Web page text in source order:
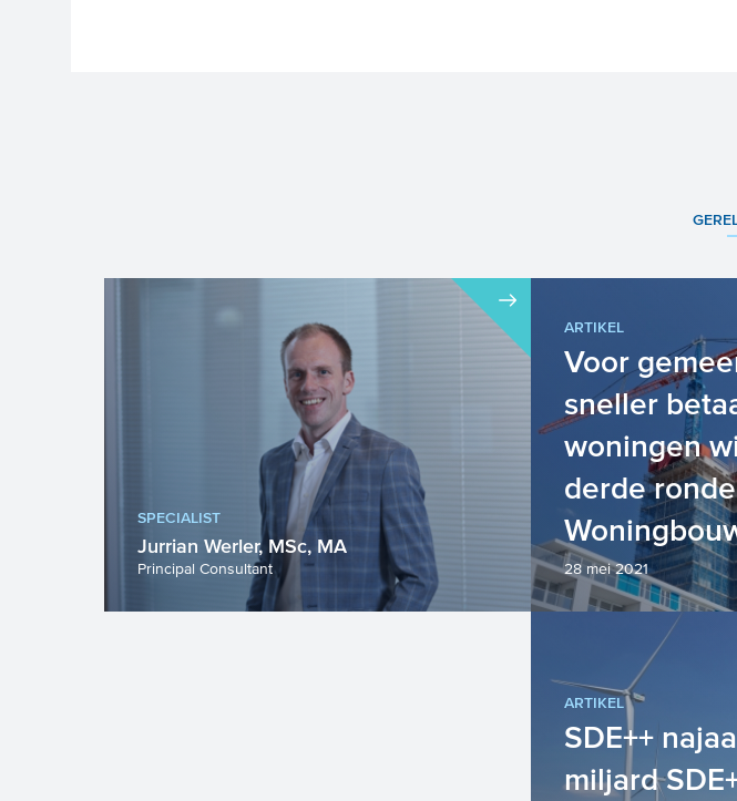
SPECIALIST
Jurrian Werler, MSc, MA
Principal Consultant
ARTIKEL
Voor
sneller
woningen
derde ronde
28 mei 2021
Vanaf
van de regeling
open gaan. Ook
da...
ARTIKEL
SDE++
miljard